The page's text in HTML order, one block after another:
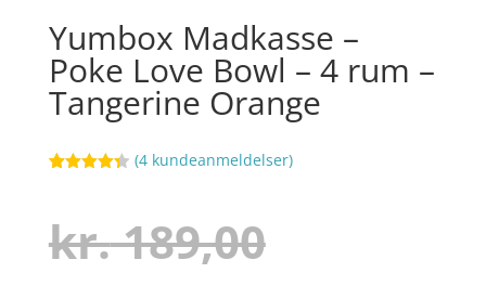
Yumbox Madkasse –
Poke Love Bowl – 4 rum –
Tangerine Orange
baseret
på
kundebedø
(4 kundeanmeldelser)
kr.189,00